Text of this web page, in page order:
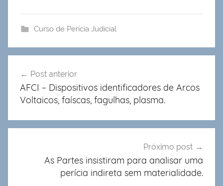
Curso de Perícia Judicial
de
Post
Post anterior
AFCI – Dispositivos identificadores de Arcos
Voltaicos, faíscas, fagulhas, plasma.
Próximo post
As Partes insistiram para analisar uma
perícia indireta sem materialidade.